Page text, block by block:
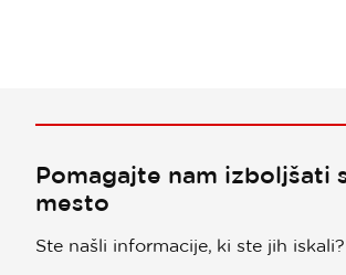
Pomagajte nam izboljšati
mesto
Ste našli informacije, ki ste jih iskali?